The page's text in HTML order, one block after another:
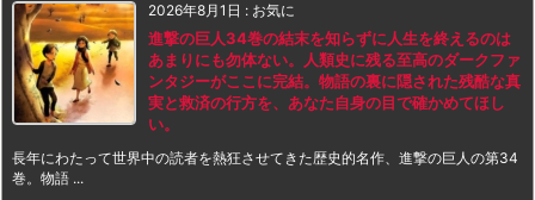
2026年8月1日 : お気に
進撃の巨人34巻の結末を知らずに人生を終えるのは
あまりにも勿体ない。人類史に残る至高のダークファ
ンタジーがここに完結。物語の裏に隠された残酷な真
実と救済の行方を、あなた自身の目で確かめてほし
い。
長年にわたって世界中の読者を熱狂させてきた歴史的名作、進撃の巨人の第34
巻。物語 ...